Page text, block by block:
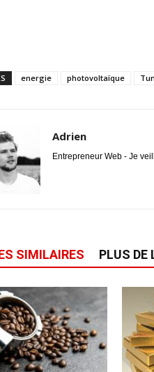
energie photovoltaïque
Adrien
Entrepreneur Web - Je
SIMILAIRES PLUS DE